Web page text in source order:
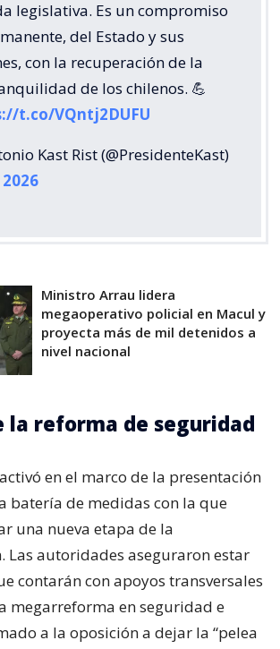
legislativa. Es un compromiso
del Estado y sus
con la recuperación de la
de los chilenos. 💪
t.co/VQntj2DUFU
Kast Rist (@PresidenteKast)
Ministro Arrau lidera
megaoperativo policial en Macul y
proyecta más de mil detenidos a
nivel nacional
la reforma de seguridad
en el marco de la presentación
batería de medidas con la que
una nueva etapa de la
Las autoridades aseguraron estar
contarán con apoyos transversales
megarreforma en seguridad e
a la oposición a dejar la “pelea